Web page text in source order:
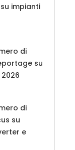
impianti
di
su
di
su
e